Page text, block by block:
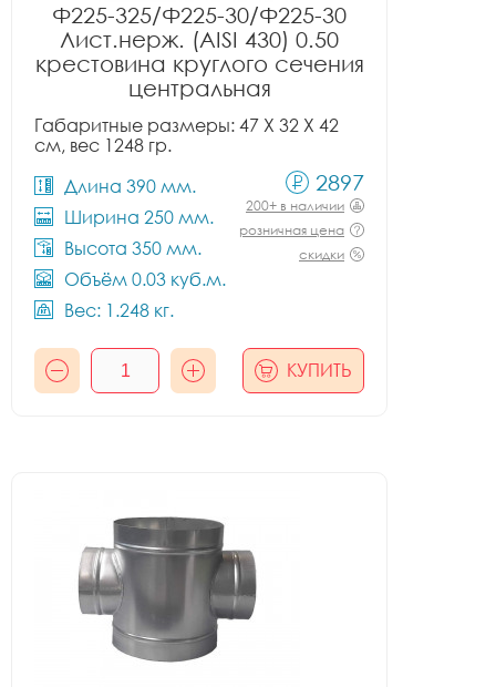
Ф225-325/Ф225-30/Ф225-30
Лист.нерж. (AISI 430) 0.50
крестовина круглого сечения
центральная
Габаритные размеры: 47 X 32 X 42
см, вес 1248 гр.
Длина 390 мм.
Ширина 250 мм.
Высота 350 мм.
Объём 0.03 куб.м.
Вес: 1.248 кг.
2897
200+ в наличии
розничная цена
скидки
КУПИТЬ